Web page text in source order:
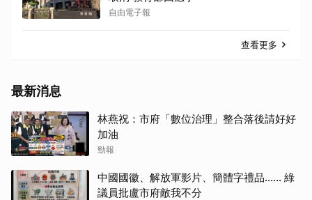
自由電子報
查看更多
最新消息
林燕祝：市府「數位治理」整合落後請好好
加油
勁報
中國國徽、解放軍影片、簡體字禮品…… 綠
議員批盧市府敵我不分